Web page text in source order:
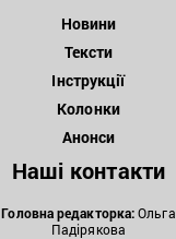
Новини
Тексти
Інструкції
Колонки
Анонси
Наші контакти
Головна редакторка:Ольга
Падірякова